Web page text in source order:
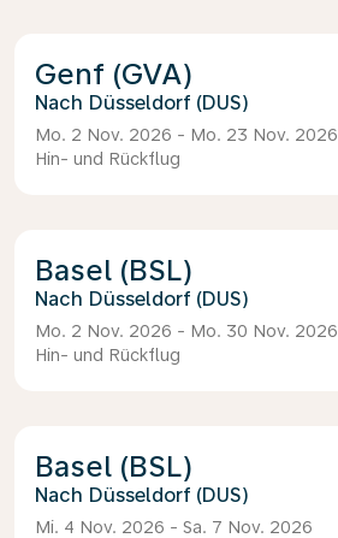
Genf (GVA)
Düsseldorf (DUS)
Mo. 2 Nov. 2026 - Mo. 23 Nov. 2026
Hin- und Rückflug
Basel (BSL)
Düsseldorf (DUS)
Mo. 2 Nov. 2026 - Mo. 30 Nov. 2026
Hin- und Rückflug
Basel (BSL)
Düsseldorf (DUS)
Mi. 4 Nov. 2026 - Sa. 7 Nov. 2026